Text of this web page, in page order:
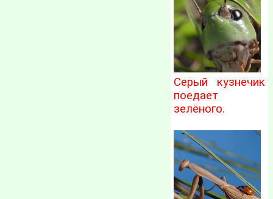
Серый кузнечик
поедает
зелёного.